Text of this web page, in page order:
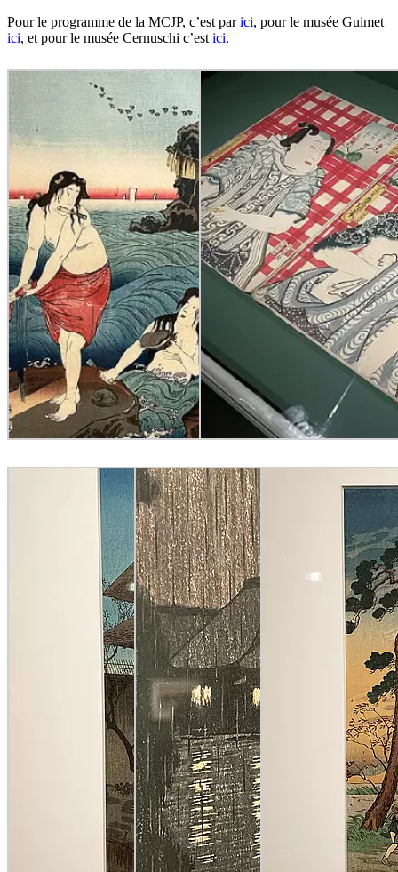
Pour le programme de la MCJP, c’est parici, pour le musée Guimet
ici, et pour le musée Cernuschi c’est ici.